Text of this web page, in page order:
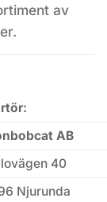
av
AB
40
Njurunda